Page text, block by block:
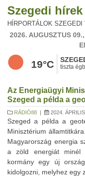
Szegedi hírek
HÍRPORTÁLOK
2026. AUGUSZTUS
19°C tiszta
Az Energiaügyi
Szeged a példa a
RÁDIÓ88 | 2024.
Szeged a példa a
Minisztérium
Magyarország energia
a zöld energiát minél
kormány egy új
kidolgozni, melyhez egy